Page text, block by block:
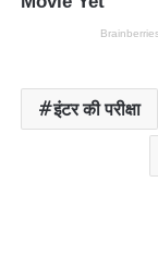
इंटर की परीक्षा